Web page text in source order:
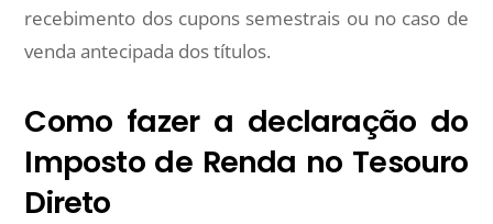
recebimento dos cupons semestrais ou no caso de
venda antecipada dos títulos.
Como fazer a declaração do
Imposto de Renda no Tesouro
Direto